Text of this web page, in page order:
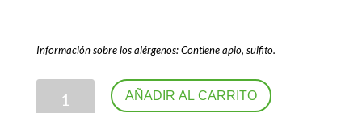
Información sobre los alérgenos: Contiene apio, sulfito.
AÑADIR AL CARRITO